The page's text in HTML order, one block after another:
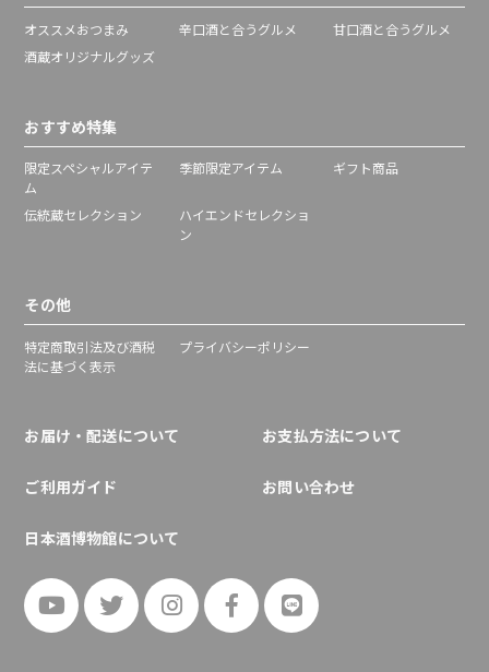
オススメおつまみ 辛口酒と合うグルメ
甘口酒と合うグルメ
酒蔵オリジナルグッズ
おすすめ特集
限定スペシャルアイテ
ム
季節限定アイテム ギフト商品
伝統蔵セレクション
ハイエンドセレクショ
ン
その他
特定商取引法及び酒税
法に基づく表示
プライバシーポリシー
お届け・配送について お支払方法について
ご利用ガイド お問い合わせ
日本酒博物館について